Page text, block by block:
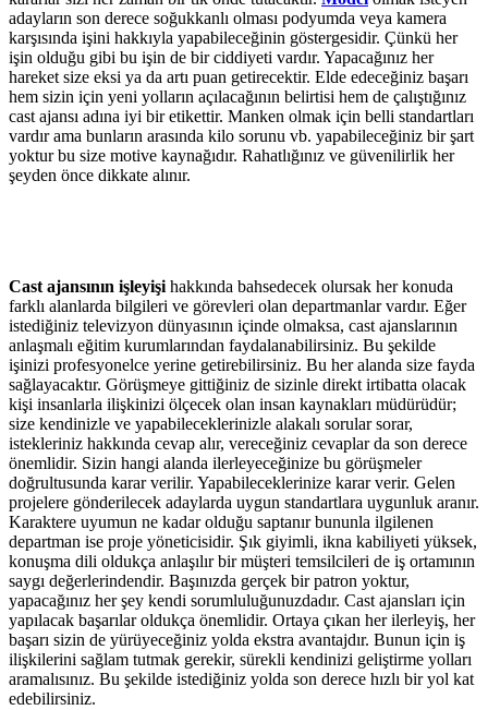
adayların son derece soğukkanlı olması podyumda veya kamera
karşısında işini hakkıyla yapabileceğinin göstergesidir. Çünkü her
işin olduğu gibi bu işin de bir ciddiyeti vardır. Yapacağınız her
hareket size eksi ya da artı puan getirecektir. Elde edeceğiniz başarı
hem sizin için yeni yolların açılacağının belirtisi hem de çalıştığınız
cast ajansı adına iyi bir etikettir. Manken olmak için belli standartları
vardır ama bunların arasında kilo sorunu vb. yapabileceğiniz bir şart
yoktur bu size motive kaynağıdır. Rahatlığınız ve güvenilirlik her
şeyden önce dikkate alınır.
Cast ajansının işleyişihakkında bahsedecek olursak her konuda
farklı alanlarda bilgileri ve görevleri olan departmanlar vardır. Eğer
istediğiniz televizyon dünyasının içinde olmaksa, cast ajanslarının
anlaşmalı eğitim kurumlarından faydalanabilirsiniz. Bu şekilde
işinizi profesyonelce yerine getirebilirsiniz. Bu her alanda size fayda
sağlayacaktır. Görüşmeye gittiğiniz de sizinle direkt irtibatta olacak
kişi insanlarla ilişkinizi ölçecek olan insan kaynakları müdürüdür;
size kendinizle ve yapabileceklerinizle alakalı sorular sorar,
istekleriniz hakkında cevap alır, vereceğiniz cevaplar da son derece
önemlidir. Sizin hangi alanda ilerleyeceğinize bu görüşmeler
doğrultusunda karar verilir. Yapabileceklerinize karar verir. Gelen
projelere gönderilecek adaylarda uygun standartlara uygunluk aranır.
Karaktere uyumun ne kadar olduğu saptanır bununla ilgilenen
departman ise proje yöneticisidir. Şık giyimli, ikna kabiliyeti yüksek,
konuşma dili oldukça anlaşılır bir müşteri temsilcileri de iş ortamının
saygı değerlerindendir. Başınızda gerçek bir patron yoktur,
yapacağınız her şey kendi sorumluluğunuzdadır. Cast ajansları için
yapılacak başarılar oldukça önemlidir. Ortaya çıkan her ilerleyiş, her
başarı sizin de yürüyeceğiniz yolda ekstra avantajdır. Bunun için iş
ilişkilerini sağlam tutmak gerekir, sürekli kendinizi geliştirme yolları
aramalısınız. Bu şekilde istediğiniz yolda son derece hızlı bir yol kat
edebilirsiniz.